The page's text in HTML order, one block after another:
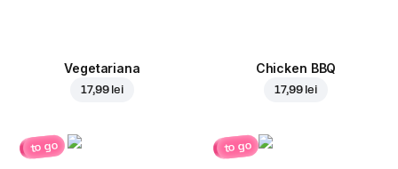
Vegetariana
17,99 lei
Chicken BBQ
17,99 lei
to go to go